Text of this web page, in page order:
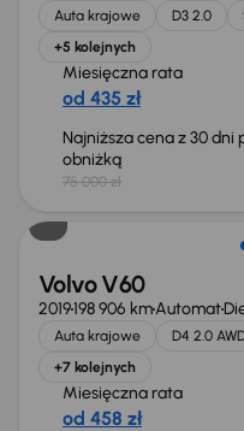
Auta krajowe D3 2.0
+5 kolejnych
Miesięczna rata
od 435 zł
Najniższa cena z 30 dni
obniżką
75 000 zł
Volvo V60
2019198 906 kmAutomat
Auta krajowe D4 2.0
+7 kolejnych
Miesięczna rata
od 458 zł